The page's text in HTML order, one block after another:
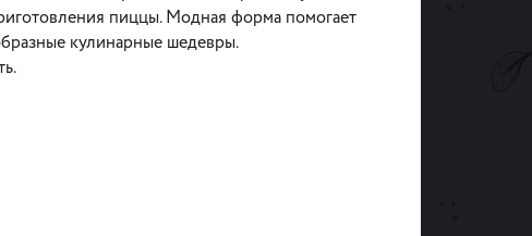
пиццы. Модная форма помогает
кулинарные шедевры.